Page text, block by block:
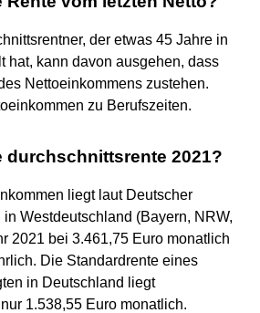
der etwas 45 Jahre in
hat, kann davon ausgehen, dass
Nettoeinkommens zustehen.
zu Berufszeiten.
durchschnittsrente 2021?
liegt laut Deutscher
Westdeutschland (Bayern, NRW,
2021 bei 3.461,75 Euro monatlich
Die Standardrente eines
in Deutschland liegt
1.538,55 Euro monatlich.